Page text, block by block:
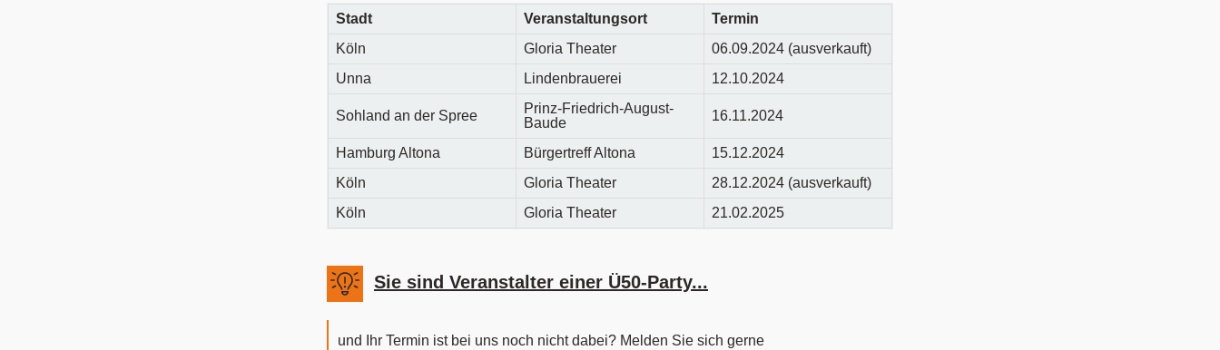
Stadt Veranstaltungsort
Termin
Köln
Gloria Theater
06.09.2024 (ausverkauft)
Unna
Lindenbrauerei 12.10.2024
Sohland an der Spree
Prinz-Friedrich-August-
Baude
16.11.2024
Hamburg Altona Bürgertreff Altona
15.12.2024
Köln
Gloria Theater
28.12.2024 (ausverkauft)
Köln
Gloria Theater 21.02.2025
Sie sind Veranstalter einer Ü50-Party...
und Ihr Termin ist bei uns noch nicht dabei? Melden Sie sich gerne